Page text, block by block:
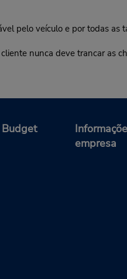
pelo veículo e por todas as
nunca deve trancar as
empresa